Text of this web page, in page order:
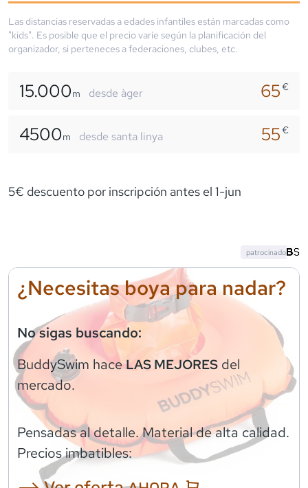
Las distancias reservadas a edades infantiles están marcadas como
"kids". Es posible que el precio varíe según la planificación del
organizador, si perteneces a federaciones, clubes, etc.
15.000m desde àger 65€
4500m desde santa linya 55€
5€ descuento por inscripción antes el 1-jun
¿Necesitas boya para nadar?
No sigas buscando:
BuddySwim haceLAS MEJORES del
mercado.
Pensadas al detalle. Material de alta calidad.
Precios imbatibles:
patrocinado